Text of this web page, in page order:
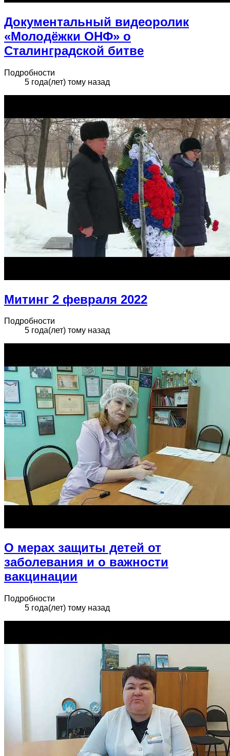
Документальный видеоролик
«Молодёжки ОНФ» о
Сталинградской битве
Подробности
5 года(лет) тому назад
Митинг 2 февраля 2022
Подробности
5 года(лет) тому назад
О мерах защиты детей от
заболевания и о важности
вакцинации
Подробности
5 года(лет) тому назад